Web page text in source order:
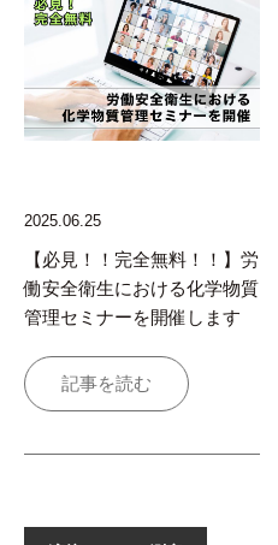
2025.06.25
【必見！！完全無料！！】労
働安全衛生における化学物質
管理セミナーを開催します
記事を読む